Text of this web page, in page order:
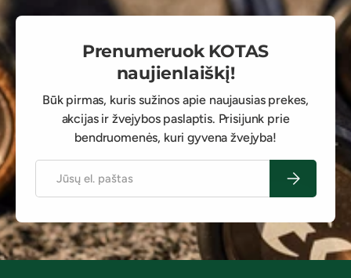
Prenumeruok KOTAS
naujienlaiškį!
Būk pirmas, kuris sužinos apie naujausias prekes,
akcijas ir žvejybos paslaptis. Prisijunk prie
bendruomenės, kuri gyvena žvejyba!